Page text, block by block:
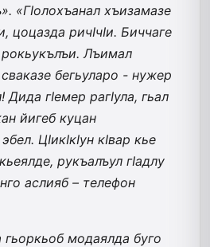
«ГIолохъанал хъизамазе
цоцазда ричIчIи. Биччаге
Лъимал
бегьуларо - нужер
Дида гIемер рагIула, гьал
йигеб куцан
ЦIикIкIун кIвар кье
рукъалъул гIадлу
аслияб – телефон
гьоркьоб модаялда буго